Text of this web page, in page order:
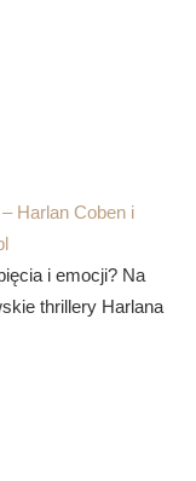
Harlan Coben i
i emocji? Na
thrillery Harlana